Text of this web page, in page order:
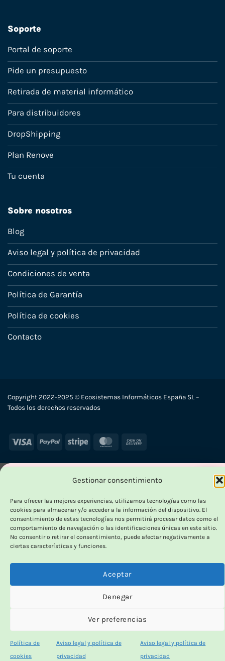
Gestionar consentimiento
Para ofrecer las mejores experiencias, utilizamos tecnologías como las
cookies para almacenar y/o acceder a la información del dispositivo. El
consentimiento de estas tecnologías nos permitirá procesar datos como el
comportamiento de navegación o las identificaciones únicas en este sitio.
No consentir o retirar el consentimiento, puede afectar negativamente a
ciertas características y funciones.
Aceptar
Denegar
Ver preferencias
Política de
cookies
Aviso legal y política de
privacidad
Aviso legal y política de
privacidad
Soporte
Portal de soporte
Pide un presupuesto
Retirada de material informático
Para distribuidores
DropShipping
Plan Renove
Tu cuenta
Sobre nosotros
Blog
Aviso legal y política de privacidad
Condiciones de venta
Política de Garantía
Política de cookies
Contacto
Copyright 2022-2025 © Ecosistemas Informáticos España SL –
Todos los derechos reservados
Visa PayPal Stripe MasterCard
Delivery
-70
HASTA
OUTLET VORPC
Calidad probada,
precios imbatibles
100% funcionales · revisados